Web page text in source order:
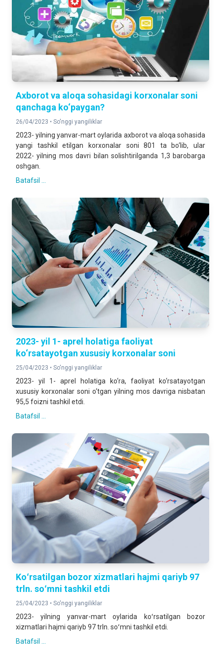
Axborot va aloqa sohasidagi korxonalar soni
qanchaga ko‘paygan?
26/04/2023 • So'nggi yangiliklar
2023- yilning yanvar-mart oylarida axborot va aloqa sohasida
yangi tashkil etilgan korxonalar soni 801 ta bo‘lib, ular
2022- yilning mos davri bilan solishtirilganda 1,3 barobarga
oshgan.
Batafsil ...
2023- yil 1- aprel holatiga faoliyat
ko‘rsatayotgan xususiy korxonalar soni
25/04/2023 • So'nggi yangiliklar
2023- yil 1- aprel holatiga ko‘ra, faoliyat ko‘rsatayotgan
xususiy korxonalar soni o‘tgan yilning mos davriga nisbatan
95,5 foizni tashkil etdi.
Batafsil ...
Koʻrsatilgan bozor xizmatlari hajmi qariyb 97
trln. soʻmni tashkil etdi
25/04/2023 • So'nggi yangiliklar
2023- yilning yanvar-mart oylarida koʻrsatilgan bozor
xizmatlari hajmi qariyb 97 trln. soʻmni tashkil etdi.
Batafsil ...